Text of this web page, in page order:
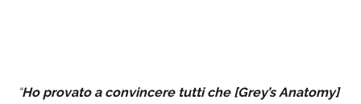
“Ho provato a convincere tutti che [Grey’s Anatomy]